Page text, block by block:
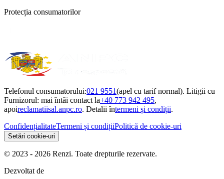
Protecția consumatorilor
Telefonul consumatorului:021 9551(apel cu tarif normal). Litigii cu
Furnizorul: mai întâi contact la+40 773 942 495,
apoireclamatiisal.anpc.ro. Detalii întermeni și condiții.
ConfidențialitateTermeni și condițiiPolitică de cookie-uri
Setări cookie-uri
© 2023 - 2026 Renzi. Toate drepturile rezervate.
Dezvoltat de